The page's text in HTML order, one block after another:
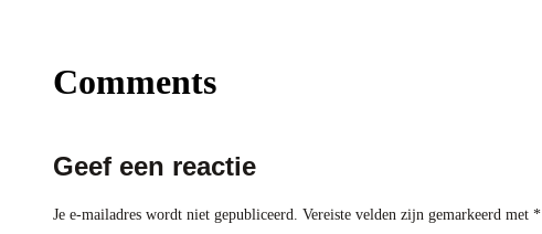
Comments
Geef een reactie
Je e-mailadres wordt niet gepubliceerd. Vereiste velden zijn gemarkeerd met *